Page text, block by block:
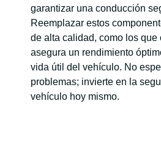
garantizar una conducción
Reemplazar estos
de alta calidad, como los que
asegura un rendimiento
vida útil del vehículo. No
problemas; invierte en la
vehículo hoy mismo.